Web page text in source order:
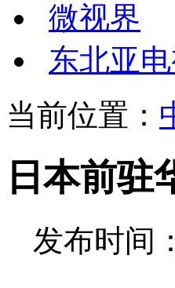
微视界
东北亚
当前位置：
日本前驻
发布时间